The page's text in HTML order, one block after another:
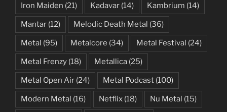
Iron Maiden (21) Kadavar (14) Kambrium (14)
Mantar (12) Melodic Death Metal (36)
Metal (95) Metalcore (34) Metal Festival (24)
Metal Frenzy (18) Metallica (25)
Metal Open Air (24) Metal Podcast (100)
Modern Metal (16) Netflix (18) Nu Metal (15)